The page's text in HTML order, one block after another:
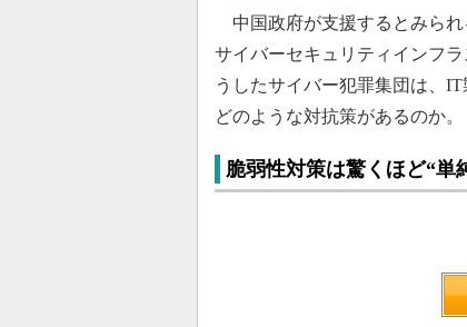
中国政府が支援するとみられ
サイバーセキュリティインフ
うしたサイバー犯罪集団は、
どのような対抗策があるのか。
脆弱性対策は驚くほど“